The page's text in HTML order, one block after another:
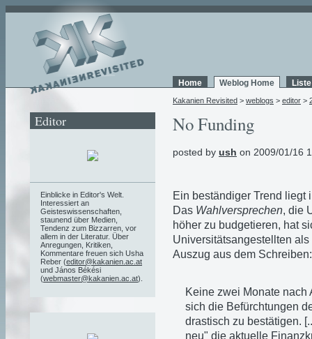
Home Weblog Home
Kakanien Revisited > weblogs > editor >
No Funding
posted by ush on 2009/01/16
Ein beständiger Trend liegt
Das Wahlversprechen, die
höher zu budgetieren, hat
Universitätsangestellten als
Auszug aus dem Schreiben:
Keine zwei Monate nach
sich die Befürchtungen
drastisch zu bestätigen.
neu" die aktuelle
Editor
Einblicke in Editor's Welt.
Interessiert an
Geisteswissenschaften,
staunend über Medien,
Tendenz zum Bizzarren, vor
allem in der Literatur. Über
Anregungen, Kritiken,
Kommentare freuen sich Usha
Reber (editor@kakanien.ac.at
und János Békési
(webmaster@kakanien.ac.at).